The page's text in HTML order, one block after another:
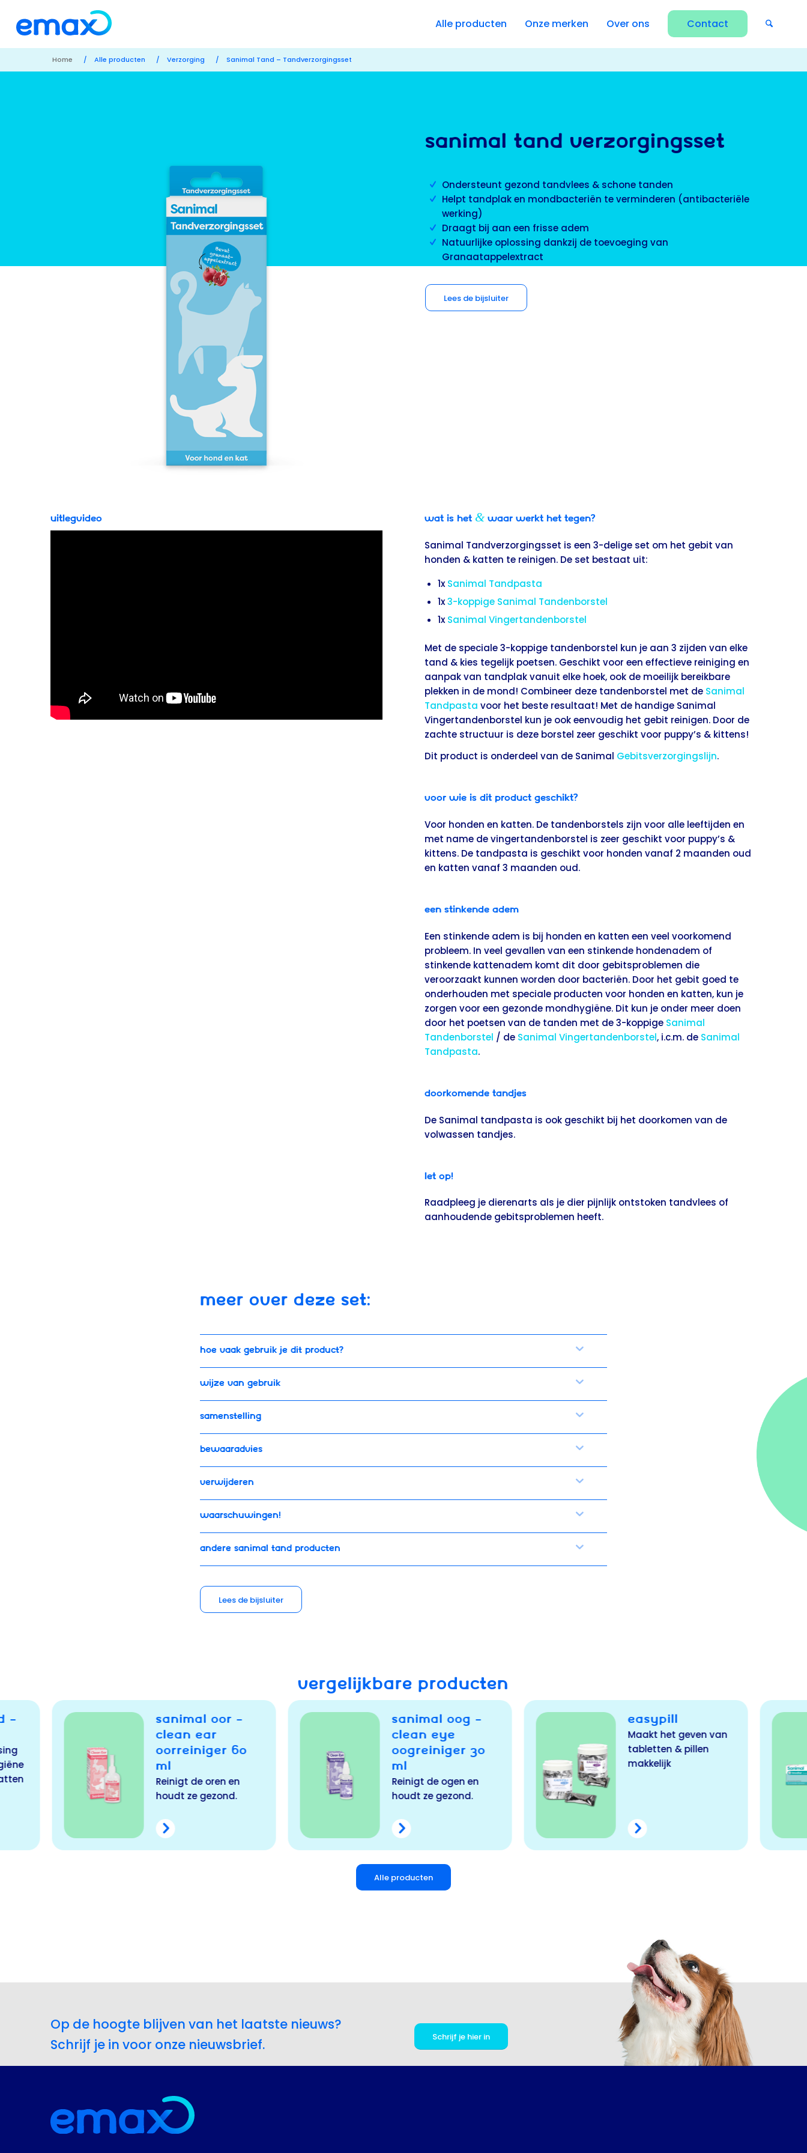
Alle producten Onze merken Over ons Contact
Home / Alle producten / Verzorging / Sanimal Tand – Tandverzorgingsset
SANIMAL TAND VERZORGINGSSET
Ondersteunt gezond tandvlees & schone tanden
Helpt tandplak en mondbacteriën te verminderen (antibacteriële
werking)
Draagt bij aan een frisse adem
Natuurlijke oplossing dankzij de toevoeging van
Granaatappelextract
Lees de bijsluiter
Uitlegvideo Wat is het &waar werkt het tegen?
Sanimal Tandverzorgingsset is een 3-delige set om het gebit van
honden & katten te reinigen. De set bestaat uit:
1x Sanimal Tandpasta
1x3-koppige Sanimal Tandenborstel
1x Sanimal Vingertandenborstel
Met de speciale 3-koppige tandenborstel kun je aan 3 zijden van elke
tand & kies tegelijk poetsen. Geschikt voor een effectieve reiniging en
aanpak van tandplak vanuit elke hoek, ook de moeilijk bereikbare
plekken in de mond! Combineer deze tandenborstel met de Sanimal
Tandpasta voor het beste resultaat! Met de handige Sanimal
Vingertandenborstel kun je ook eenvoudig het gebit reinigen. Door de
zachte structuur is deze borstel zeer geschikt voor puppy’s & kittens!
Dit product is onderdeel van de Sanimal Gebitsverzorgingslijn.
Voor wie is dit product geschikt?
Voor honden en katten. De tandenborstels zijn voor alle leeftijden en
met name de vingertandenborstel is zeer geschikt voor puppy’s &
kittens. De tandpasta is geschikt voor honden vanaf 2 maanden oud
en katten vanaf 3 maanden oud.
Een stinkende adem
Een stinkende adem is bij honden en katten een veel voorkomend
probleem. In veel gevallen van een stinkende hondenadem of
stinkende kattenadem komt dit door gebitsproblemen die
veroorzaakt kunnen worden door bacteriën. Door het gebit goed te
onderhouden met speciale producten voor honden en katten, kun je
zorgen voor een gezonde mondhygiëne. Dit kun je onder meer doen
door het poetsen van de tanden met de 3-koppige Sanimal
Tandenborstel / de Sanimal Vingertandenborstel, i.c.m. de Sanimal
Tandpasta.
Doorkomende tandjes
De Sanimal tandpasta is ook geschikt bij het doorkomen van de
volwassen tandjes.
Let op!
Raadpleeg je dierenarts als je dier pijnlijk ontstoken tandvlees of
aanhoudende gebitsproblemen heeft.
MEER OVER DEZE SET:
Hoe vaak gebruik je dit product?
Wijze van gebruik
Samenstelling
Bewaaradvies
Verwijderen
Waarschuwingen!
Andere Sanimal tand producten
Lees de bijsluiter
VERGELIJKBARE PRODUCTEN
–
60
SANIMAL OOG –
CLEAN EYE
OOGREINIGER 30
ML
Reinigt de ogen en
houdt ze gezond.
EASYPILL
Maakt het geven van
tabletten & pillen
makkelijk
SANIMAL
SPIJSVERTERING –
IMODIAR
Deze tabletten helpen
Alle producten
Op de hoogte blijven van het laatste nieuws?
Schrijf je in voor onze nieuwsbrief.
Schrijf je hier in